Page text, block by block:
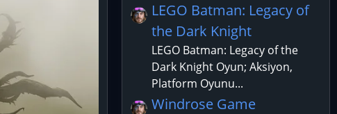
LEGO Batman: Legacy of
the Dark Knight
LEGO Batman: Legacy of the
Dark Knight Oyun; Aksiyon,
Platform Oyunu...
Windrose Game